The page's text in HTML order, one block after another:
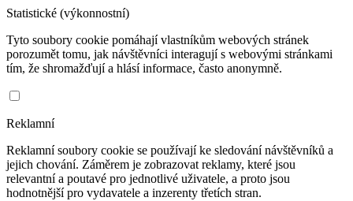
Statistické (výkonnostní)
Tyto soubory cookie pomáhají vlastníkům webových stránek
porozumět tomu, jak návštěvníci interagují s webovými stránkami
tím, že shromažďují a hlásí informace, často anonymně.
Reklamní
Reklamní soubory cookie se používají ke sledování návštěvníků a
jejich chování. Záměrem je zobrazovat reklamy, které jsou
relevantní a poutavé pro jednotlivé uživatele, a proto jsou
hodnotnější pro vydavatele a inzerenty třetích stran.